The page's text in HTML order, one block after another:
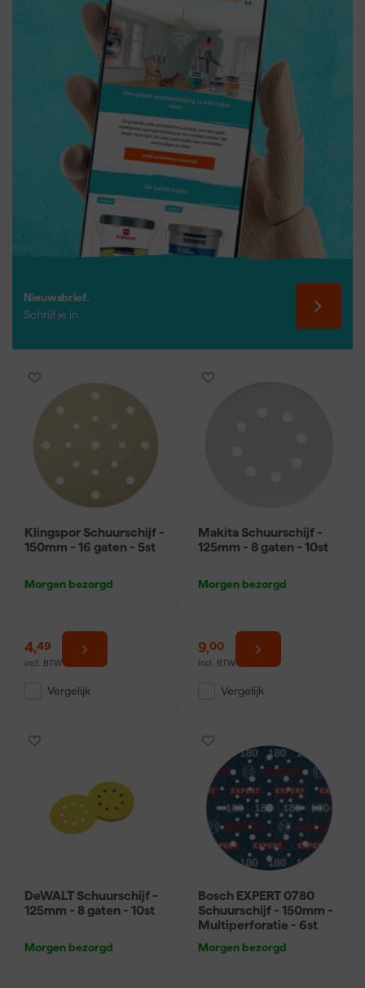
Nieuwsbrief.
Schrijf je in
Klingspor Schuurschijf -
150mm - 16 gaten - 5st
Morgen bezorgd
4,49
incl. BTW
Vergelijk
Makita Schuurschijf -
125mm - 8 gaten - 10st
Morgen bezorgd
9,00
incl. BTW
Vergelijk
DeWALT Schuurschijf -
125mm - 8 gaten - 10st
Morgen bezorgd
Bosch EXPERT 0780
Schuurschijf - 150mm -
Multiperforatie - 6st
Morgen bezorgd